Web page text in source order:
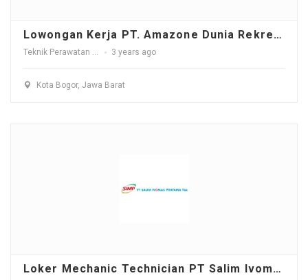
Lowongan Kerja PT. Amazone Dunia Rekreasi - Indonesia
,Kasir,crew outlet
3 years ago
Kota Bogor, Jawa Barat
Loker Mechanic Technician PT Salim Ivomas Pratama Tbk - Jakarta Utara